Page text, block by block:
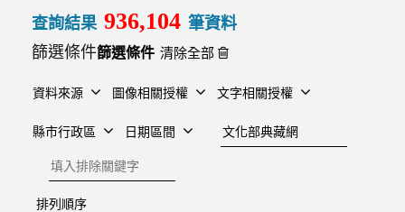
查詢結果 936,104 筆資料
篩選條件
清除全部
資料來源 圖像相關授權 文字相關授權
縣市行政區 日期區間
建檔單位
排除關鍵字
排列順序